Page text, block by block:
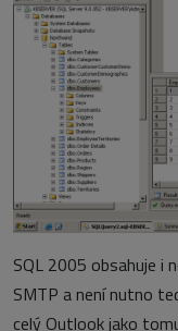
SQL 2005 obsahuje i
SMTP a není nutno
celý Outlook jako